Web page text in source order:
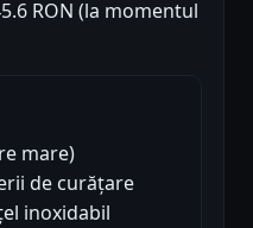
RON (la momentul
mare)
de curățare
inoxidabil